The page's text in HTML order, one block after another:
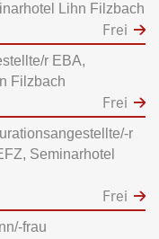
Lihn Filzbach
Frei
r EBA,
Filzbach
Frei
r
Seminarhotel
Frei
frau